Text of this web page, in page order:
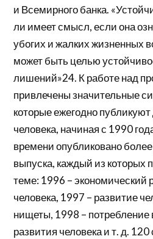
и Всемирного банка.
ли имеет смысл, если она
убогих и жалких жизненных
может быть целью
лишений»24. К работе над
привлечены значительные
которые ежегодно
человека, начиная с 1990
времени опубликовано
выпуска, каждый из которых
теме: 1996 – экономический
человека, 1997 – развитие
нищеты, 1998 – потребление
развития человека и т. д.